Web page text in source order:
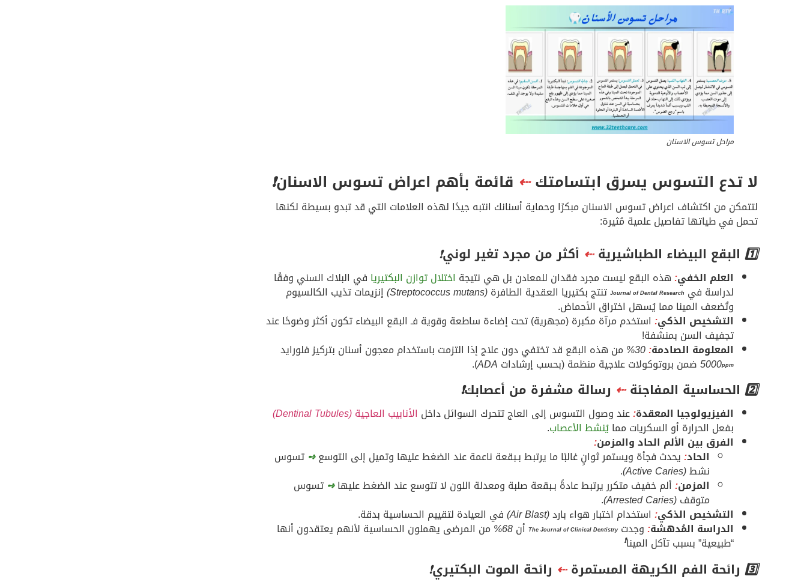
مراحل تسوس الاسنان
لا تدع التسوس يسرق ابتسامتك⇠ قائمة بأهم اعراض تسوس الاسنان❗
لتتمكن من اكتشاف اعراض تسوس الاسنان مبكرًا وحماية أسنانك انتبه جيدًا لهذه العلامات التي قد تبدو بسيطة لكنها
تحمل في طياتها تفاصيل علمية مُثيرة:
1️⃣ البقع البيضاء الطباشيرية⇠ أكثر من مجرد تغير لوني❗
العلم الخفي:هذه البقع ليست مجرد فقدان للمعادن بل هي نتيجة اختلال توازن البكتيريا في البلاك السني وفقًا
لدراسة في Journal of Dental Research تنتج بكتيريا العقدية الطافرة(Streptococcus mutans) إنزيمات تذيب الكالسيوم
وتُضعف المينا مما يُسهل اختراق الأحماض.
التشخيص الذكي: استخدم مرآة مكبرة (مجهرية) تحت إضاءة ساطعة وقوية فـ البقع البيضاء تكون أكثر وضوحًا عند
تجفيف السن بمنشفة!
المعلومة الصادمة:
30% من هذه البقع قد تختفي دون علاج إذا التزمت باستخدام معجون أسنان بتركيز فلورايد
5000ppm ضمن بروتوكولات علاجية منظمة (بحسب إرشادات ADA
).
2️⃣ الحساسية المفاجئة⇠ رسالة مشفرة من أعصابك❗
الفيزيولوجيا المعقدة:عند وصول التسوس إلى العاج تتحرك السوائل داخل الأنابيب العاجية(Dentinal Tubules)
بفعل الحرارة أو السكريات ممايُنشط الأعصاب.
الفرق بين الألم الحاد والمزمن:
الحاد:يحدث فجأة ويستمر ثوانٍ غالبًا ما يرتبط بـبقعة ناعمة عند الضغط عليها وتميل إلى التوسع➺ تسوس
نشط(Active Caries)
.
المزمن:ألم خفيف متكرر يرتبط عادةً بـبقعة صلبة ومعدلة اللون لا تتوسع عند الضغط عليها➺ تسوس
متوقف(Arrested Caries)
.
التشخيص الذكي: استخدام اختبار هواء بارد(Air Blast) في العيادة لتقييم الحساسية بدقة.
الدراسة المُدهشة:وجدتThe Journal of Clinical Dentistry أن68% من المرضى يهملون الحساسية لأنهم يعتقدون أنها
“طبيعية” بسبب تآكل المينا❗
3️⃣ رائحة الفم الكريهة المستمرة⇠ رائحة الموت البكتيري❗